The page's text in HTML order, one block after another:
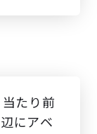
たり前
にアベ